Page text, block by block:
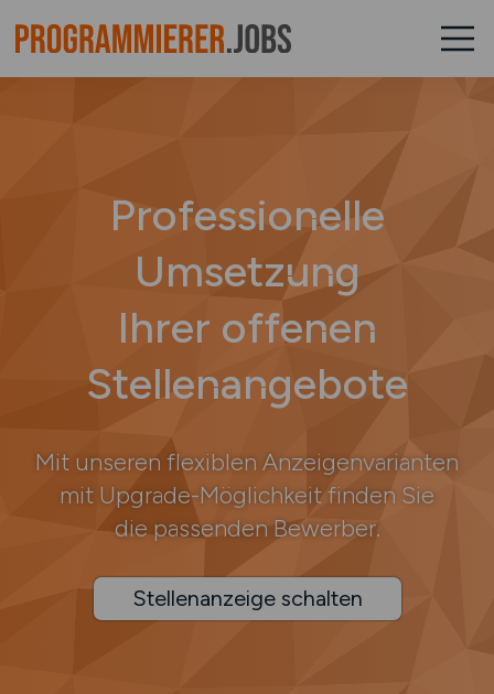
Professionelle
Umsetzung
Ihrer offenen
Stellenangebote
Mit unseren flexiblen Anzeigenvarianten
mit Upgrade-Möglichkeit finden Sie
die passenden Bewerber.
Stellenanzeige schalten